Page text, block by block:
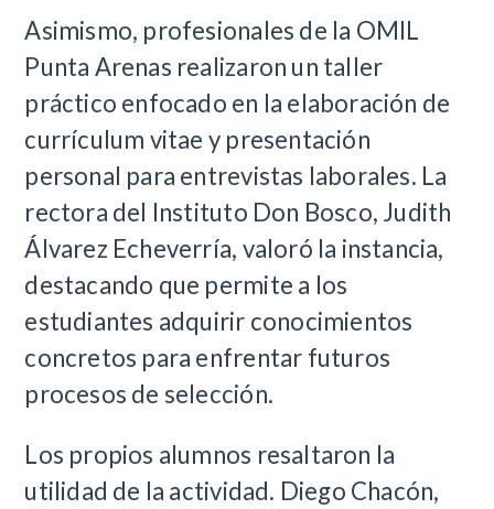
Asimismo, profesionales de la OMIL
Punta Arenas realizaron un taller
práctico enfocado en la elaboración de
currículum vitae y presentación
personal para entrevistas laborales. La
rectora del Instituto Don Bosco, Judith
Álvarez Echeverría, valoró la instancia,
destacando que permite a los
estudiantes adquirir conocimientos
concretos para enfrentar futuros
procesos de selección.
Los propios alumnos resaltaron la
utilidad de la actividad. Diego Chacón,